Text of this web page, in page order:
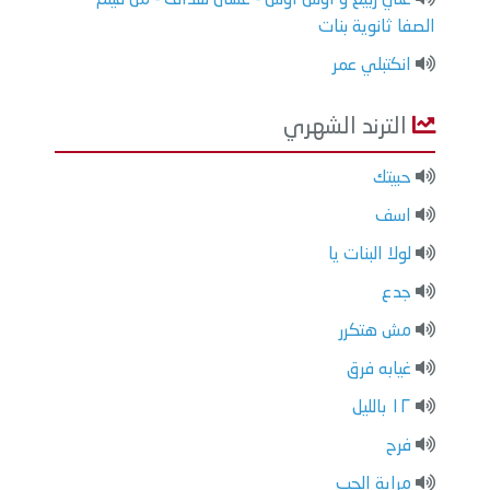
الصفا ثانوية بنات
انكتبلي عمر
الترند الشهري
حبيتك
اسف
لولا البنات يا
جدع
مش هتكرر
غيابه فرق
١٢ بالليل
فرح
مراية الحب